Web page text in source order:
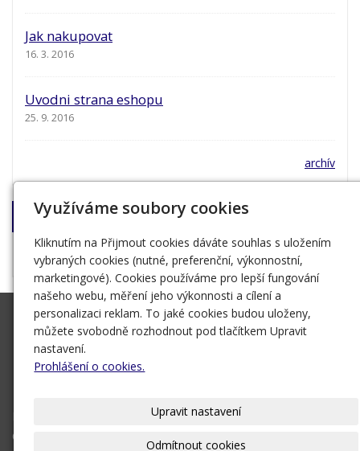
Jak nakupovat
16. 3. 2016
Uvodni strana eshopu
25. 9. 2016
archív
Napište nám!
Nakladatel Jan Otto
OTTOVO NAKLADATELSTVÍ
Křišťanova 675/3
130 00 Praha
O nás
Využíváme soubory cookies
Kliknutím na Přijmout cookies dáváte souhlas s uložením
vybraných cookies (nutné, preferenční, výkonnostní,
marketingové). Cookies používáme pro lepší fungování
našeho webu, měření jeho výkonnosti a cílení a
personalizaci reklam. To jaké cookies budou uloženy,
můžete svobodně rozhodnout pod tlačítkem Upravit
nastavení.
Prohlášení o cookies.
Upravit nastavení
Odmítnout cookies